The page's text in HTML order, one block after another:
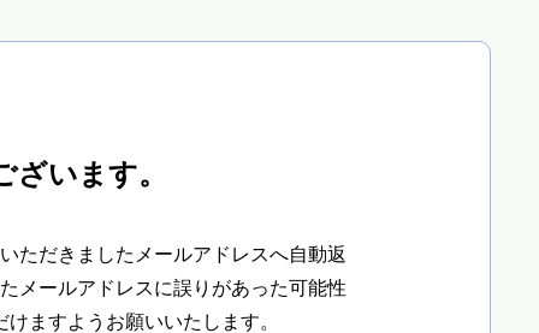
います。
ただきましたメールアドレスへ自動返
メールアドレスに誤りがあった可能性
ますようお願いいたします。